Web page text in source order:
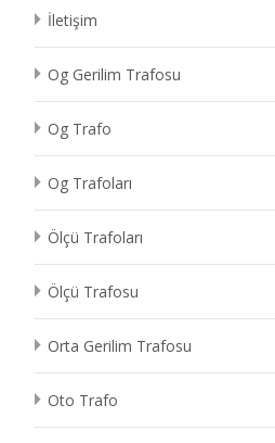
İletişim
Og Gerilim Trafosu
Og Trafo
Og Trafoları
Ölçü Trafoları
Ölçü Trafosu
Orta Gerilim Trafosu
Oto Trafo